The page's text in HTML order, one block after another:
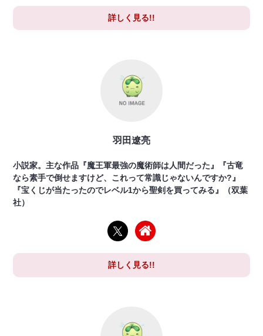
詳しく見る!!
羽田遼亮
小説家。主な作品『魔王軍最強の魔術師は人間だった』『古竜
なら素手で倒せますけど、これって常識じゃないんですか?』
『宝くじが当たったのでレベル1から聖剣を買ってみる』（双葉
社）
詳しく見る!!